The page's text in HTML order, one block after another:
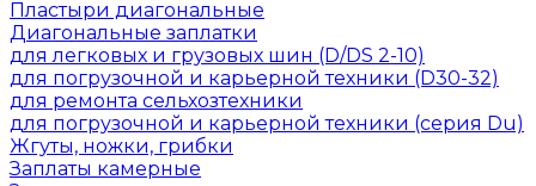
Пластыри диагональные
Диагональные заплатки
для легковых и грузовых шин (D/DS 2-10)
для погрузочной и карьерной техники (D30-32)
для ремонта сельхозтехники
для погрузочной и карьерной техники (серия Du)
Жгуты, ножки, грибки
Заплаты камерные